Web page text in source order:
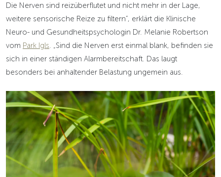
Die Nerven sind reizüberflutet und nicht mehr in der Lage,
weitere sensorische Reize zu filtern”, erklärt die Klinische
Neuro- und Gesundheitspsychologin Dr. Melanie Robertson
vom Park Igls . „Sind die Nerven erst einmal blank, befinden sie
sich in einer ständigen Alarmbereitschaft. Das laugt
besonders bei anhaltender Belastung ungemein aus.